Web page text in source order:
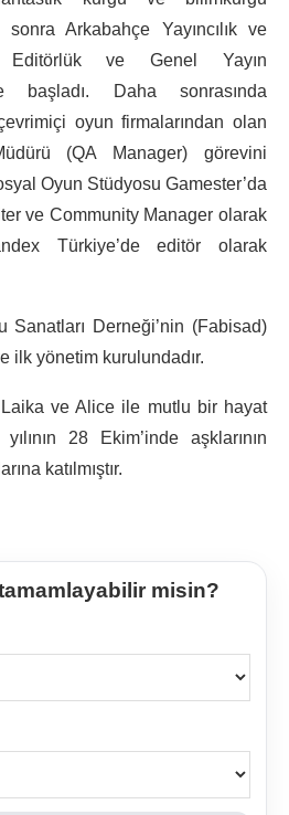
sonra Arkabahçe Yayıncılık ve
Editörlük ve Genel Yayın
başladı. Daha sonrasında
oyun firmalarından olan
(QA Manager) görevini
Oyun Stüdyosu Gamester’da
ve Community Manager olarak
Türkiye’de editör olarak
Sanatları Derneği’nin (Fabisad)
ilk yönetim kurulundadır.
ve Alice ile mutlu bir hayat
28 Ekim’inde aşklarının
katılmıştır.
misin?